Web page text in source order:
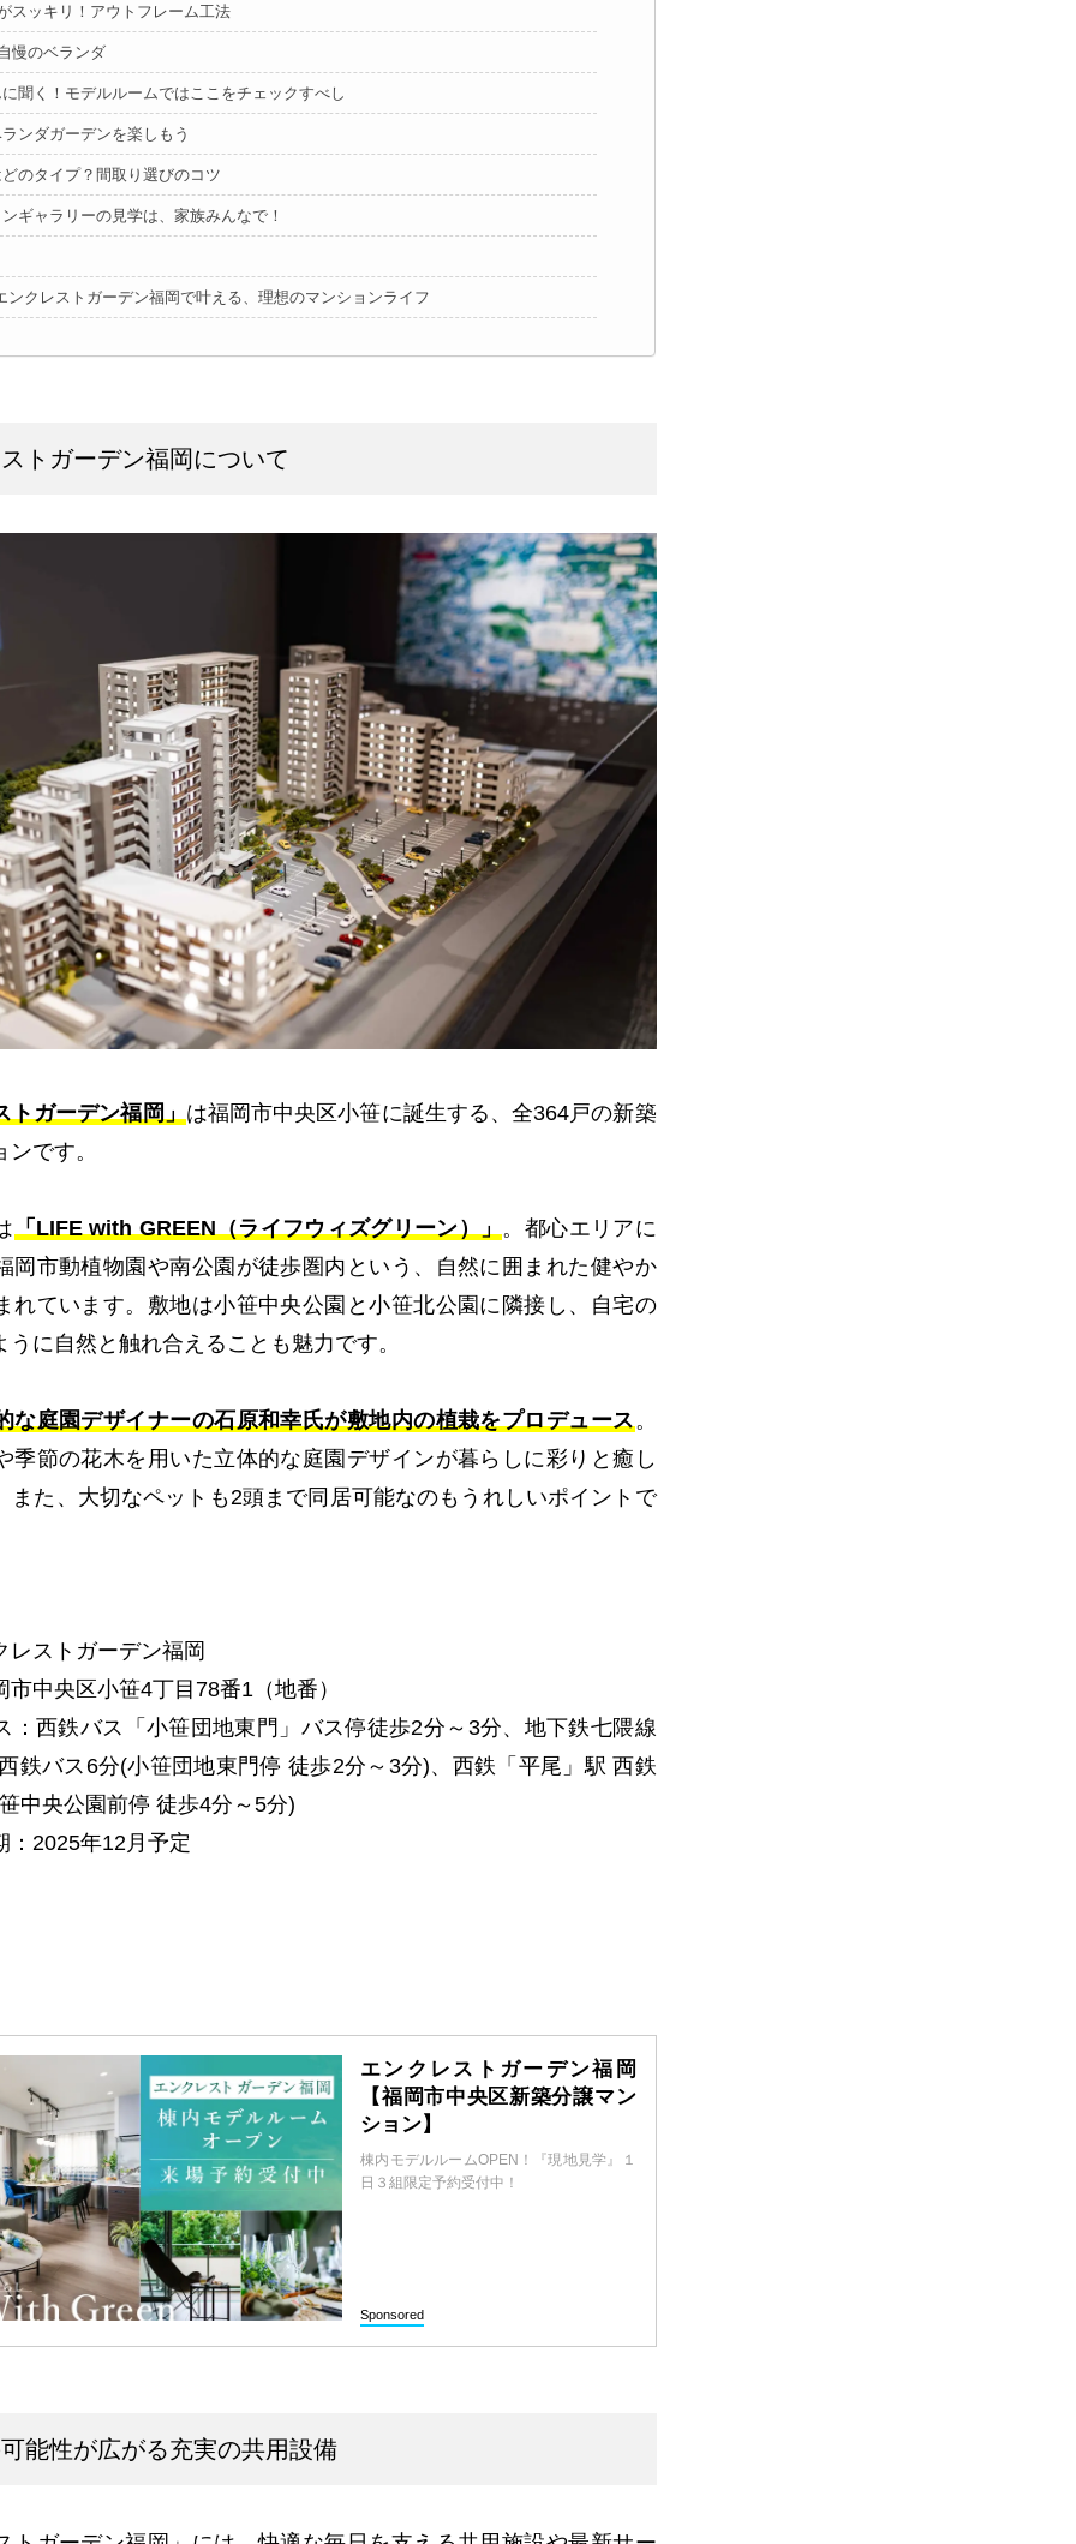
スッキリ！アウトフレーム工法
慢のベランダ
聞く！モデルルームではここをチェックすべし
ンダガーデンを楽しもう
のタイプ？間取り選びのコツ
ギャラリーの見学は、家族みんなで！
ンクレストガーデン福岡で叶える、理想のマンションライフ
トガーデン福岡について
トガーデン福岡」は福岡市中央区小笹に誕生する、全364戸の新築
です。
「LIFE with GREEN（ライフウィズグリーン）」。都心エリアに
岡市動植物園や南公園が徒歩圏内という、自然に囲まれた健やか
れています。敷地は小笹中央公園と小笹北公園に隣接し、自宅の
うに自然と触れ合えることも魅力です。
な庭園デザイナーの石原和幸氏が敷地内の植栽をプロデュース。
季節の花木を用いた立体的な庭園デザインが暮らしに彩りと癒し
また、大切なペットも2頭まで同居可能なのもうれしいポイントで
レストガーデン福岡
市中央区小笹4丁目78番1（地番）
：西鉄バス「小笹団地東門」バス停徒歩2分～3分、地下鉄七隈線
鉄バス6分(小笹団地東門停 徒歩2分～3分)、西鉄「平尾」駅 西鉄
中央公園前停 徒歩4分～5分)
：2025年12月予定
エンクレストガーデン福岡
【福岡市中央区新築分譲マン
ション】
棟内モデルルームOPEN！『現地見学』１
日３組限定予約受付中！
Sponsored
能性が広がる充実の共用設備